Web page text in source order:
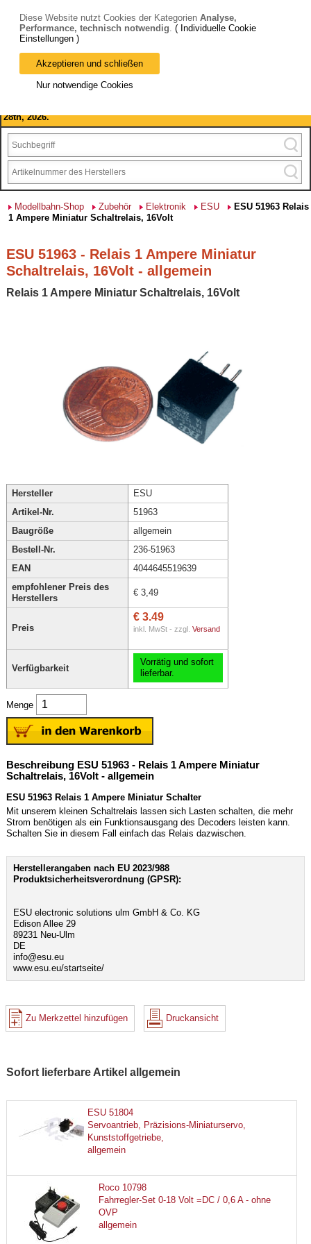
Bitte beachten Sie: wir machen Betriebsferien, vom 03. bis 28.
August 2026 haben wir geschlossen.
28th, 2026.
Modellbahn-Shop Zubehör Elektronik ESU
ESU 51963 Relais
1 Ampere Miniatur Schaltrelais, 16Volt
ESU 51963 - Relais 1 Ampere Miniatur
Schaltrelais, 16Volt - allgemein
Relais 1 Ampere Miniatur Schaltrelais, 16Volt
Hersteller
ESU
Artikel-Nr.
51963
Baugröße
allgemein
Bestell-Nr.
236-51963
EAN
4044645519639
empfohlener Preis des
Herstellers
€ 3,49
Preis
€ 3.49
inkl. MwSt - zzgl. Versand
Verfügbarkeit
Vorrätig und sofort
lieferbar.
Menge
Beschreibung ESU 51963 - Relais 1 Ampere Miniatur
Schaltrelais, 16Volt - allgemein
ESU 51963 Relais 1 Ampere Miniatur Schalter
Mit unserem kleinen Schaltrelais lassen sich Lasten schalten, die mehr
Strom benötigen als ein Funktionsausgang des Decoders leisten kann.
Schalten Sie in diesem Fall einfach das Relais dazwischen.
Herstellerangaben nach EU 2023/988
Produktsicherheitsverordnung (GPSR):
ESU electronic solutions ulm GmbH & Co. KG
Edison Allee 29
89231 Neu-Ulm
DE
info@esu.eu
www.esu.eu/startseite/
Zu Merkzettel hinzufügen Druckansicht
Sofort lieferbare Artikel allgemein
ESU 51804
Servoantrieb, Präzisions-Miniaturservo,
Kunststoffgetriebe,
allgemein
Roco 10798
Fahrregler-Set 0-18 Volt =DC / 0,6 A - ohne
OVP
allgemein
Diese Website nutzt Cookies der Kategorien Analyse,
Performance, technisch notwendig. ( Individuelle Cookie
Einstellungen )
Akzeptieren und schließen
Nur notwendige Cookies